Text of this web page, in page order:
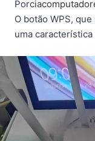
Por
O botão WPS,
uma